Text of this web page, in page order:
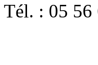
Tél. : 05 56